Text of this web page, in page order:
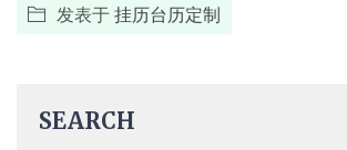
发表于挂历台历定制
SEARCH